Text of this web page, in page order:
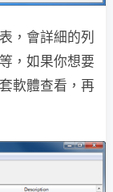
，會詳細的列
，如果你想要
軟體查看，再